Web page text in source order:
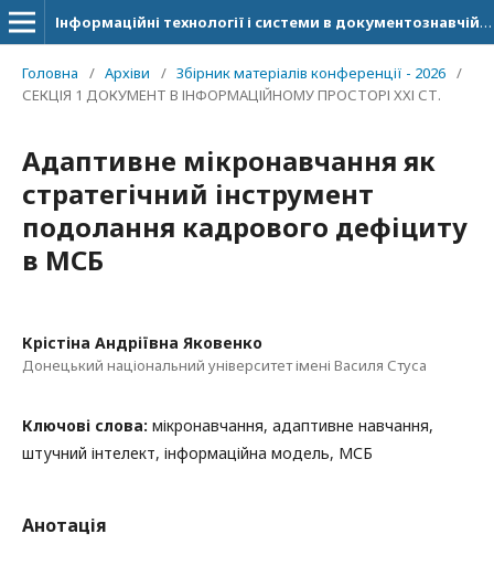
Інформаційні технології і системи в документознавчій сфері
Головна / Архіви / Збірник матеріалів конференції - 2026 /
СЕКЦІЯ 1 ДОКУМЕНТ В ІНФОРМАЦІЙНОМУ ПРОСТОРІ ХХІ СТ.
Адаптивне мікронавчання як
стратегічний інструмент
подолання кадрового дефіциту
в МСБ
Крістіна Андріївна Яковенко
Донецький національний університет імені Василя Стуса
Ключові слова: мікронавчання, адаптивне навчання,
штучний інтелект, інформаційна модель, МСБ
Анотація